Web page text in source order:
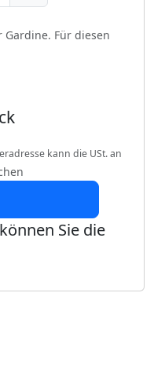
Für diesen
kann die USt. an
Sie die